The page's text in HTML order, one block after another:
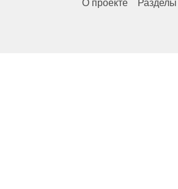
О проекте Разделы